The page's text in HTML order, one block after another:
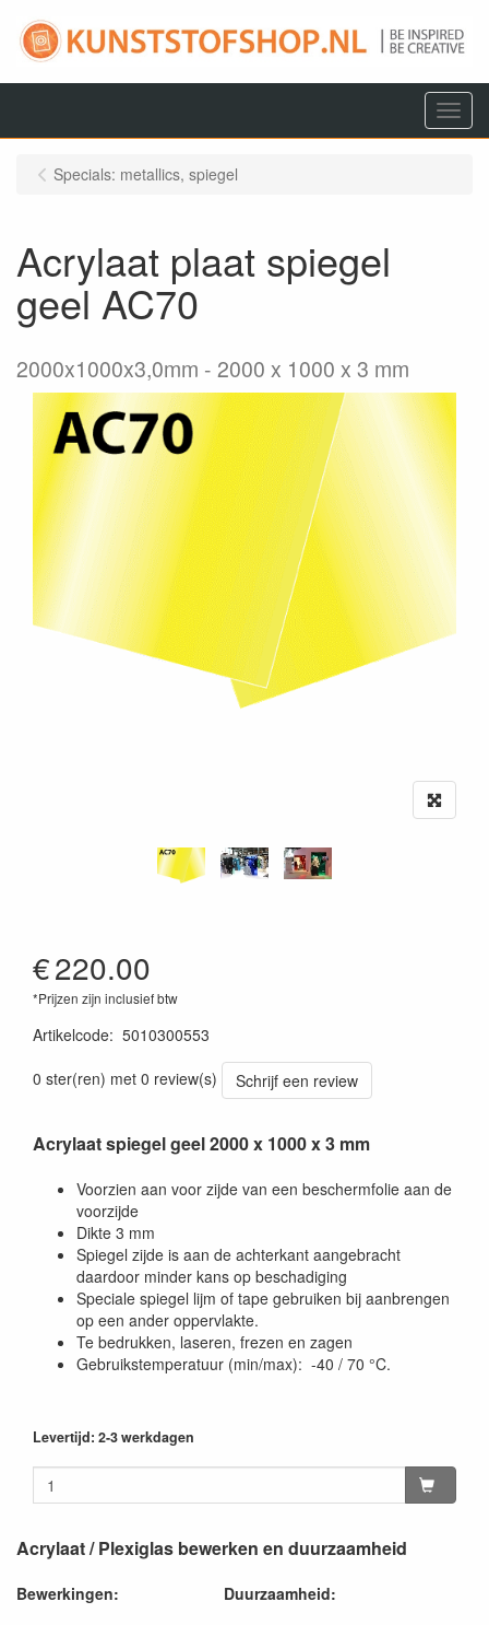
Menu
Specials: metallics, spiegel
Acrylaat plaat spiegel
geel AC70
2000x1000x3,0mm 2000 x 1000 x 3 mm
€220.00
*Prijzen zijn inclusief btw
Artikelcode: 5010300553
0 ster(ren) met 0 review(s)
Schrijf een review
Acrylaat spiegel geel 2000 x 1000 x 3 mm
Voorzien aan voor zijde van een beschermfolie aan de
voorzijde
Dikte 3 mm
Spiegel zijde is aan de achterkant aangebracht
daardoor minder kans op beschadiging
Speciale spiegel lijm of tape gebruiken bij aanbrengen
op een ander oppervlakte.
Te bedrukken, laseren, frezen en zagen
Gebruikstemperatuur (min/max): -40 / 70 °C.
Levertijd: 2-3 werkdagen
Acrylaat / Plexiglas bewerken en duurzaamheid
Bewerkingen:
Duurzaamheid: